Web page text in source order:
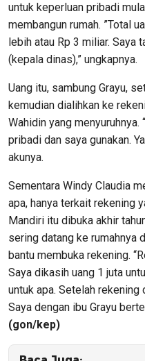
untuk keperluan pribadi
membangun rumah. ”Total
lebih atau Rp 3 miliar. Saya
(kepala dinas),” ungkapnya.
Uang itu, sambung Grayu,
kemudian dialihkan ke
Wahidin yang
pribadi dan saya gunakan.
akunya.
Sementara Windy Claudia
apa, hanya terkait rekening
Mandiri itu dibuka akhir
sering datang ke rumahnya
bantu membuka rekening.
Saya dikasih uang 1 juta
untuk apa. Setelah rekening
Saya dengan ibu Grayu
(gon/kep)